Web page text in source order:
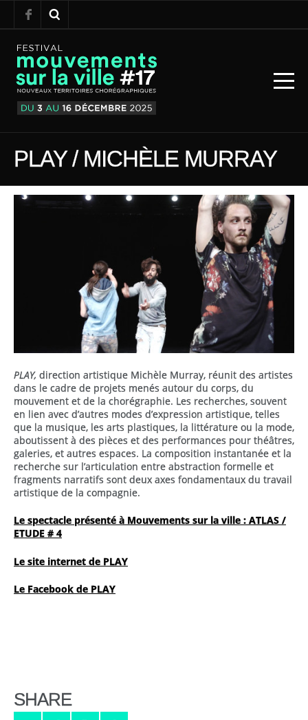
PLAY / MICHÈLE MURRAY
PLAY, direction artistique Michèle Murray, réunit des artistes
dans le cadre de projets menés autour du corps, du
mouvement et de la chorégraphie. Les recherches, souvent
en lien avec d’autres modes d’expression artistique, telles
que la musique, les arts plastiques, la littérature ou la mode,
aboutissent à des pièces et des performances pour théâtres,
galeries, et autres espaces. La composition instantanée et la
recherche sur l’articulation entre abstraction formelle et
fragments narratifs sont deux axes fondamentaux du travail
artistique de la compagnie.
Le spectacle présenté à Mouvements sur la ville : ATLAS /
ETUDE # 4
Le site internet de PLAY
Le Facebook de PLAY
SHARE